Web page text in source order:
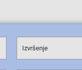
Izvršenje